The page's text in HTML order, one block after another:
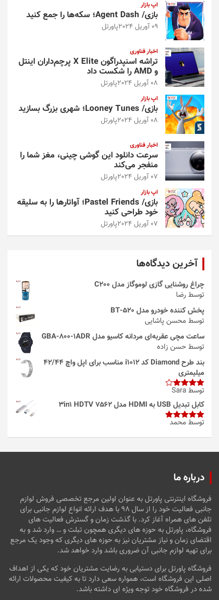
اپ بازار
بازی/ Agent Dash؛ سکه‌ها را جمع کنید
09 آوریل 2024 پاورتل
اخبار فناوری
تراشه اسنپدراگون X Elite پرچم‌داران اینتل
و AMD را شکست داد
08 آوریل 2024 پاورتل
اپ بازار
بازی/ Looney Tunes؛ شهری بزرگ بسازید
08 آوریل 2024 پاورتل
اخبار فناوری
سرعت دانلود این گوشی چینی، مغز شما را
منفجر می‌کند
07 آوریل 2024 پاورتل
اپ بازار
بازی/ Pastel Friends؛ آواتارها را به سلیقه
خود طراحی کنید
07 آوریل 2024 پاورتل
آخرین دیدگاه‌ها
چراغ روشنایی گازی لوموگاز مدل C200
توسط رضا
پخش کننده خودرو مدل 520-BT
توسط محسن پاشایی
ساعت مچی عقربه‌ای مردانه کاسیو مدل GBA-800-1ADR
توسط حسن زاده
بند طرح Diamond کد i1012 مناسب برای اپل واچ 42/44
میلیمتری
امتیاز4
از 5
توسط Sara
کابل تبدیل USB به HDMI مدل 3in1 HDTV 7562
امتیاز5از
توسط محمد
درباره ما
فروشگاه اینترنتی پاورتل به عنوان اولین مرجع تخصصی فروش لوازم
جانبی فعالیت خود را از سال ۹۸ با هدف ارائه انواع لوازم جانبی برای
تلفن های همراه آغاز کرد. با گذشت زمان و گسترش فعالیت های
فروشگاه، پاورتل به حوزه های دیگری همچون تبلت و … وارد شد و به
اقتضای زمان و نیاز مشتریان نیز به حوزه های دیگری که وجود یک مرجع
برای تهیه لوازم جانبی آن ضروری باشد وارد خواهد شد.
فروشگاه پاورتل برای دستیابی به رضایت مشتریان خود که یکی از اهداف
اصلی این فروشگاه است، همواره سعی دارد تا به کیفیت محصولات ارائه
شده در فروشگاه خود توجه ویژه ای داشته باشد.